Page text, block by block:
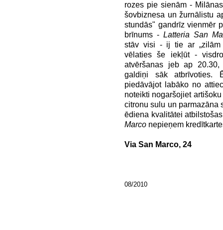
rozes pie sienām -
šovbiznesa un žurnālistu
stundās" gandrīz vienmēr
brīnums - Latteria San
stāv visi - ij tie ar „zilām
vēlaties še iekļūt -
atvēršanas jeb ap 20.30,
galdiņi sāk atbrīvoties.
piedāvājot labāko no
noteikti nogaršojiet
citronu sulu un parmazāna
ēdiena kvalitātei
Marco nepieņem
Via San Marco, 24
08/2010